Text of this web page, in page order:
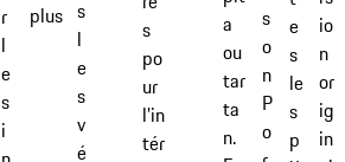
r
l
e
s
i
plus s
l
e
s
v
é
s
po
ur
l’in
tér
a
ou
tar
ta
n.
s
o
n
P
o
e
s
le
s
p
io
n
or
ig
in